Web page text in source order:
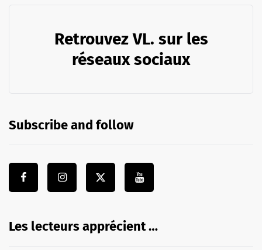
Retrouvez VL. sur les
réseaux sociaux
Subscribe and follow
Les lecteurs apprécient …